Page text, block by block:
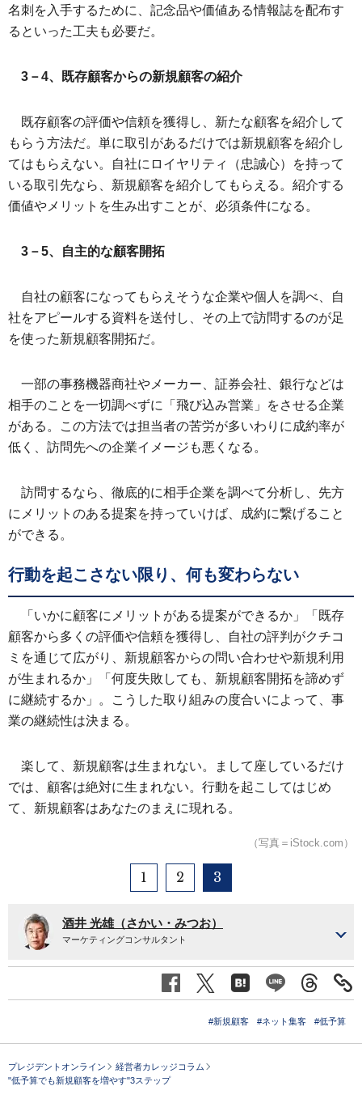
名刺を入手するために、記念品や価値ある情報誌を配布す
るといった工夫も必要だ。
3－4、既存顧客からの新規顧客の紹介
既存顧客の評価や信頼を獲得し、新たな顧客を紹介して
もらう方法だ。単に取引があるだけでは新規顧客を紹介し
てはもらえない。自社にロイヤリティ（忠誠心）を持って
いる取引先なら、新規顧客を紹介してもらえる。紹介する
価値やメリットを生み出すことが、必須条件になる。
3－5、自主的な顧客開拓
自社の顧客になってもらえそうな企業や個人を調べ、自
社をアピールする資料を送付し、その上で訪問するのが足
を使った新規顧客開拓だ。
一部の事務機器商社やメーカー、証券会社、銀行などは
相手のことを一切調べずに「飛び込み営業」をさせる企業
がある。この方法では担当者の苦労が多いわりに成約率が
低く、訪問先への企業イメージも悪くなる。
訪問するなら、徹底的に相手企業を調べて分析し、先方
にメリットのある提案を持っていけば、成約に繋げること
ができる。
行動を起こさない限り、何も変わらない
「いかに顧客にメリットがある提案ができるか」「既存
顧客から多くの評価や信頼を獲得し、自社の評判がクチコ
ミを通じて広がり、新規顧客からの問い合わせや新規利用
が生まれるか」「何度失敗しても、新規顧客開拓を諦めず
に継続するか」。こうした取り組みの度合いによって、事
業の継続性は決まる。
楽して、新規顧客は生まれない。まして座しているだけ
では、顧客は絶対に生まれない。行動を起こしてはじめ
て、新規顧客はあなたのまえに現れる。
（写真＝iStock.com）
1 2 3
酒井 光雄（さかい・みつお）
マーケティングコンサルタント
#新規顧客 #ネット集客 #低予算
プレジデントオンライン
経営者カレッジコラム
"低予算でも新規顧客を増やす"3ステップ